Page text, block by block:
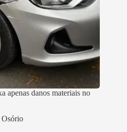
apenas danos materiais no
Osório